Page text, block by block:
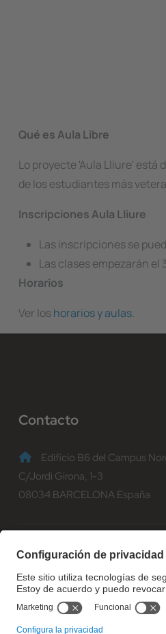
Qué es Aula Libre
Lo proyecte 'Aula Lliure' está
de los estudiantes más
Inscripciones Aula Lliure
Las inscripciones se
Las clases empezarán el
Horarios
Ver loshorarios y aulas.
Contacto
Edificio B6 del Campus
C/Jordi Girona, 1-3
08034 BARCELONA España
informacio@fib.upc.edu